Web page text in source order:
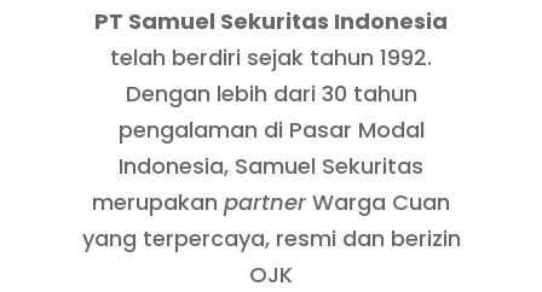
PT Samuel Sekuritas Indonesia
telah berdiri sejak tahun 1992.
Dengan lebih dari 30 tahun
pengalaman di Pasar Modal
Indonesia, Samuel Sekuritas
merupakan partner Warga Cuan
yang terpercaya, resmi dan berizin
OJK